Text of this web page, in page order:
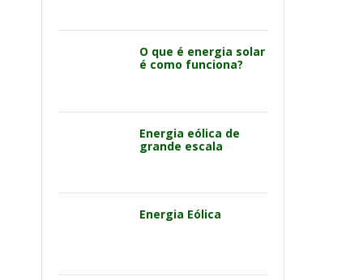
O que é energia solar
é como funciona?
Energia eólica de
grande escala
Energia Eólica